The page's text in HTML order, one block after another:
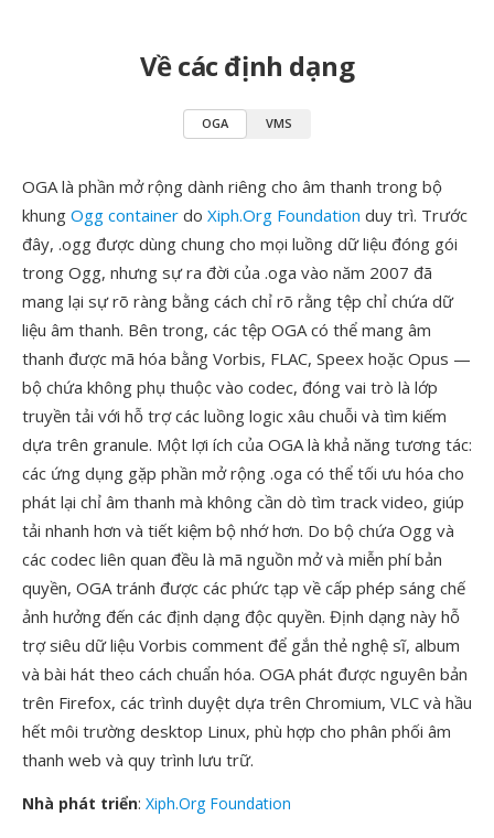
Về các định dạng
OGA VMS
OGA là phần mở rộng dành riêng cho âm thanh trong bộ
khung Ogg container do Xiph.Org Foundation duy trì. Trước
đây, .ogg được dùng chung cho mọi luồng dữ liệu đóng gói
trong Ogg, nhưng sự ra đời của .oga vào năm 2007 đã
mang lại sự rõ ràng bằng cách chỉ rõ rằng tệp chỉ chứa dữ
liệu âm thanh. Bên trong, các tệp OGA có thể mang âm
thanh được mã hóa bằng Vorbis, FLAC, Speex hoặc Opus —
bộ chứa không phụ thuộc vào codec, đóng vai trò là lớp
truyền tải với hỗ trợ các luồng logic xâu chuỗi và tìm kiếm
dựa trên granule. Một lợi ích của OGA là khả năng tương tác:
các ứng dụng gặp phần mở rộng .oga có thể tối ưu hóa cho
phát lại chỉ âm thanh mà không cần dò tìm track video, giúp
tải nhanh hơn và tiết kiệm bộ nhớ hơn. Do bộ chứa Ogg và
các codec liên quan đều là mã nguồn mở và miễn phí bản
quyền, OGA tránh được các phức tạp về cấp phép sáng chế
ảnh hưởng đến các định dạng độc quyền. Định dạng này hỗ
trợ siêu dữ liệu Vorbis comment để gắn thẻ nghệ sĩ, album
và bài hát theo cách chuẩn hóa. OGA phát được nguyên bản
trên Firefox, các trình duyệt dựa trên Chromium, VLC và hầu
hết môi trường desktop Linux, phù hợp cho phân phối âm
thanh web và quy trình lưu trữ.
Nhà phát triển: Xiph.Org Foundation